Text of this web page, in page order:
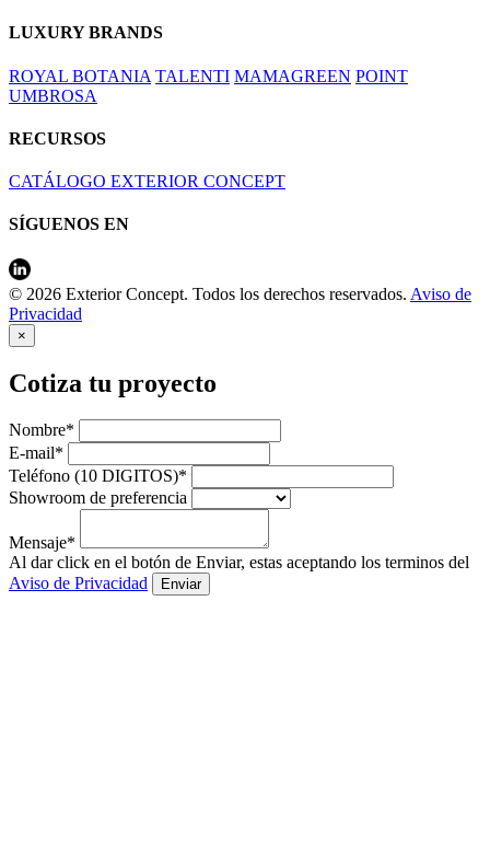
LUXURY BRANDS
ROYAL BOTANIA TALENTI MAMAGREEN POINT
UMBROSA
RECURSOS
CATÁLOGO EXTERIOR CONCEPT
SÍGUENOS EN
© 2026 Exterior Concept. Todos los derechos reservados. Aviso de
Privacidad
×
Cotiza tu proyecto
Nombre*
E-mail*
Teléfono (10 DIGITOS)*
Showroom de preferencia
Mensaje*
Al dar click en el botón de Enviar, estas aceptando los terminos del
Aviso de Privacidad